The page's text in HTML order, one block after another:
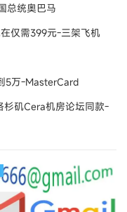
总统奥巴马
仅需399元-三架飞机
5万-MasterCard
杉矶Cera机房论坛同款-